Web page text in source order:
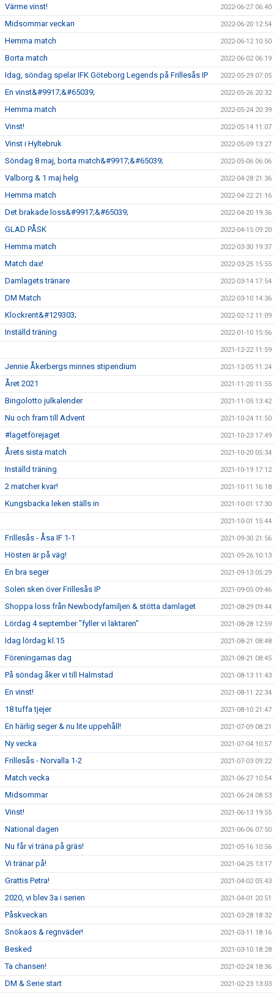
Värme vinst! 2022-06-27 06:40
Midsommar veckan 2022-06-20 12:54
Hemma match 2022-06-12 10:50
Borta match 2022-06-02 06:19
Idag, söndag spelar IFK Göteborg Legends på Frillesås IP 2022-05-29 07:05
En vinst&#9917;&#65039; 2022-05-26 20:32
Hemma match 2022-05-24 20:39
Vinst! 2022-05-14 11:07
Vinst i Hyltebruk 2022-05-09 13:27
Söndag 8 maj, borta match&#9917;&#65039; 2022-05-06 06:06
Valborg & 1 maj helg 2022-04-28 21:36
Hemma match 2022-04-22 21:16
Det brakade loss&#9917;&#65039; 2022-04-20 19:36
GLAD PÅSK 2022-04-15 09:20
Hemma match 2022-03-30 19:37
Match dax! 2022-03-25 15:55
Damlagets tränare 2022-03-14 17:54
DM Match 2022-03-10 14:36
Klockrent&#129303; 2022-02-12 11:09
Inställd träning 2022-01-10 15:56
2021-12-22 11:59
Jennie Åkerbergs minnes stipendium 2021-12-05 11:24
Året 2021 2021-11-20 11:55
Bingolotto julkalender 2021-11-05 13:42
Nu och fram till Advent 2021-10-24 11:50
#lagetförejaget 2021-10-23 17:49
Årets sista match 2021-10-20 05:34
Inställd träning 2021-10-19 17:12
2 matcher kvar! 2021-10-11 16:18
Kungsbacka leken ställs in 2021-10-01 17:30
2021-10-01 15:44
Frillesås - Åsa IF 1-1 2021-09-30 21:56
Hösten är på väg! 2021-09-26 10:13
En bra seger 2021-09-13 05:29
Solen sken över Frillesås IP 2021-09-05 09:46
Shoppa loss från Newbodyfamiljen & stötta damlaget 2021-08-29 09:44
Lördag 4 september "fyller vi läktaren" 2021-08-28 12:59
Idag lördag kl.15 2021-08-21 08:48
Föreningarnas dag 2021-08-21 08:45
På söndag åker vi till Halmstad 2021-08-13 11:43
En vinst! 2021-08-11 22:34
18 tuffa tjejer 2021-08-10 21:47
En härlig seger & nu lite uppehåll! 2021-07-09 08:21
Ny vecka 2021-07-04 10:57
Frillesås - Norvalla 1-2 2021-07-03 09:22
Match vecka 2021-06-27 10:54
Midsommar 2021-06-24 08:53
Vinst! 2021-06-13 19:55
National dagen 2021-06-06 07:50
Nu får vi träna på gräs! 2021-05-16 10:56
Vi tränar på! 2021-04-25 13:17
Grattis Petra! 2021-04-02 05:43
2020, vi blev 3a i serien 2021-04-01 20:51
Påskveckan 2021-03-28 18:32
Snökaos & regnväder! 2021-03-11 18:16
Besked 2021-03-10 18:28
Ta chansen! 2021-02-24 18:36
DM & Serie start 2021-02-23 13:03